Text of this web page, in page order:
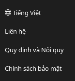
Tiếng Việt
Liên hệ
Quy định và Nội quy
Chính sách bảo mật